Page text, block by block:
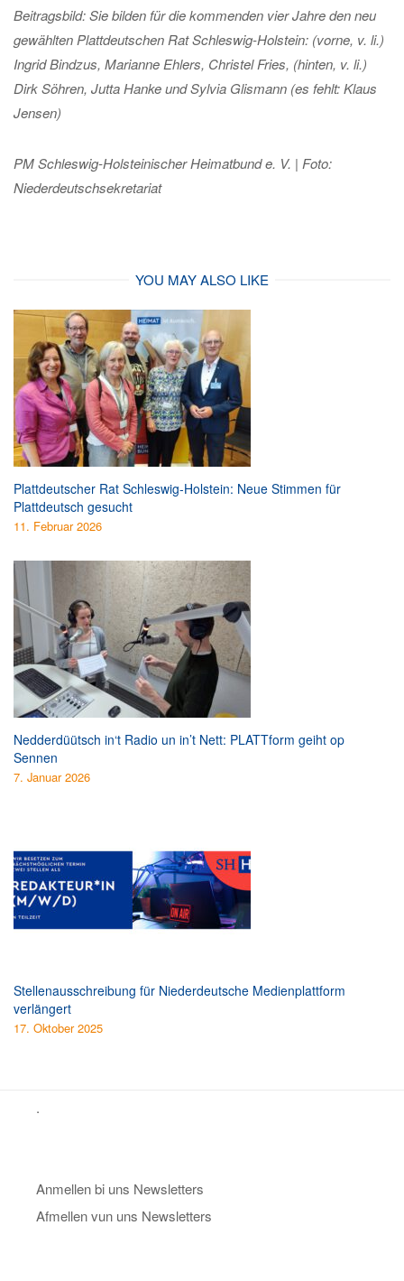
Beitragsbild: Sie bilden für die kommenden vier Jahre den neu
gewählten Plattdeutschen Rat Schleswig-Holstein: (vorne, v. li.)
Ingrid Bindzus, Marianne Ehlers, Christel Fries, (hinten, v. li.)
Dirk Söhren, Jutta Hanke und Sylvia Glismann (es fehlt: Klaus
Jensen)
PM Schleswig-Holsteinischer Heimatbund e. V. | Foto:
Niederdeutschsekretariat
YOU MAY ALSO LIKE
Plattdeutscher Rat Schleswig-Holstein: Neue Stimmen für
Plattdeutsch gesucht
11. Februar 2026
Nedderdüütsch in‘t Radio un in’t Nett: PLATTform geiht op
Sennen
7. Januar 2026
Stellenausschreibung für Niederdeutsche Medienplattform
verlängert
17. Oktober 2025
.
Anmellen bi uns Newsletters
Afmellen vun uns Newsletters